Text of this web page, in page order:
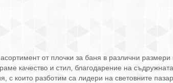
от плочки за баня в различни размери
качество и стил, благодарение на
с които разботим са лидери на световните